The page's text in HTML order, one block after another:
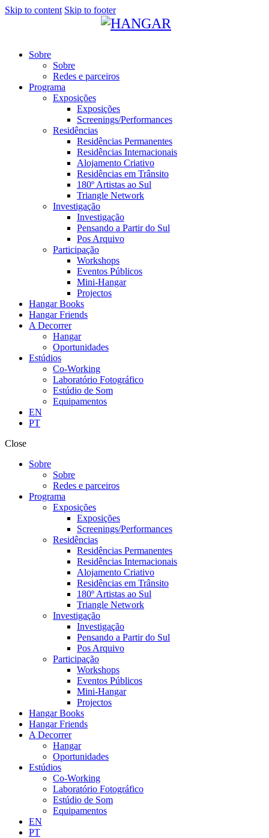
Skip to content Skip to footer
Sobre
Sobre
Redes e parceiros
Programa
Exposições
Exposições
Screenings/Performances
Residências
Residências Permanentes
Residências Internacionais
Alojamento Criativo
Residências em Trânsito
180º Artistas ao Sul
Triangle Network
Investigação
Investigação
Pensando a Partir do Sul
Pos Arquivo
Participação
Workshops
Eventos Públicos
Mini-Hangar
Projectos
Hangar Books
Hangar Friends
A Decorrer
Hangar
Oportunidades
Estúdios
Co-Working
Laboratório Fotográfico
Estúdio de Som
Equipamentos
EN
PT
Close
Sobre
Sobre
Redes e parceiros
Programa
Exposições
Exposições
Screenings/Performances
Residências
Residências Permanentes
Residências Internacionais
Alojamento Criativo
Residências em Trânsito
180º Artistas ao Sul
Triangle Network
Investigação
Investigação
Pensando a Partir do Sul
Pos Arquivo
Participação
Workshops
Eventos Públicos
Mini-Hangar
Projectos
Hangar Books
Hangar Friends
A Decorrer
Hangar
Oportunidades
Estúdios
Co-Working
Laboratório Fotográfico
Estúdio de Som
Equipamentos
EN
PT